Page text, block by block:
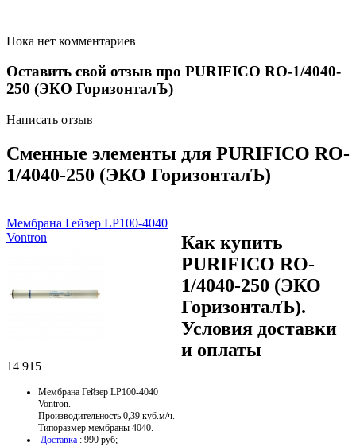
Пока нет комментариев
Оставить свой отзыв про PURIFICO RO-1/4040-
250 (ЭКО ГоризонталЪ)
Написать отзыв
Сменные элементы для PURIFICO RO-
1/4040-250 (ЭКО ГоризонталЪ)
Мембрана Гейзер LP100-4040
Vontron
14 915
Мембрана Гейзер LP100-4040
Vontron.
Производительность 0,39 куб.м/ч.
Типоразмер мембраны 4040.
Доставка : 990 руб;
Как купить
PURIFICO RO-
1/4040-250 (ЭКО
ГоризонталЪ).
Условия доставки
и оплаты